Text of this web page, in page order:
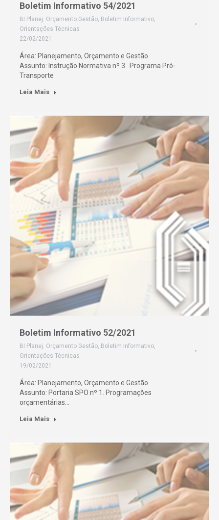
Boletim Informativo 54/2021
BI Planej. Orçamento Gestão, Boletim Informativo,
Orientações Técnicas
22/02/2021
Área: Planejamento, Orçamento e Gestão.
Assunto: Instrução Normativa nº 3. Programa Pró-
Transporte
Leia Mais
Boletim Informativo 52/2021
BI Planej. Orçamento Gestão, Boletim Informativo,
Orientações Técnicas
19/02/2021
Área: Planejamento, Orçamento e Gestão
Assunto: Portaria SPO nº 1. Programações
orçamentárias…
Leia Mais